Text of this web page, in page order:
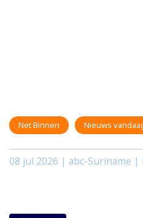
Net Binnen Nieuws
08 jul 2026 | abc-Suriname |